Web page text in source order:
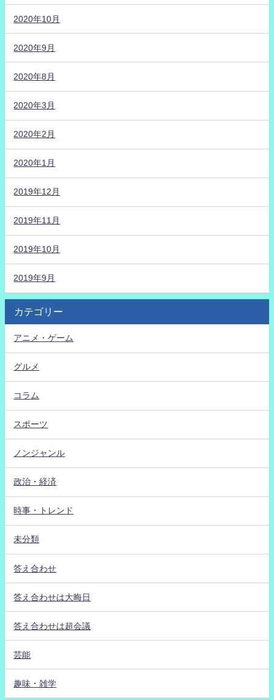
2020年10月
2020年9月
2020年8月
2020年3月
2020年2月
2020年1月
2019年12月
2019年11月
2019年10月
2019年9月
カテゴリー
アニメ・ゲーム
グルメ
コラム
スポーツ
ノンジャンル
政治・経済
時事・トレンド
未分類
答え合わせ
答え合わせは大晦日
答え合わせは超会議
芸能
趣味・雑学